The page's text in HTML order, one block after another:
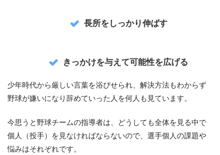
長所をしっかり伸ばす
きっかけを与えて可能性を広げる
少年時代から厳しい言葉を浴びせられ、解決方法もわからず
野球が嫌いになり辞めていった人を何人も見ています。
今思うと野球チームの指導者は、どうしても全体を見る中で
個人（投手）を見なければならないので、選手個人の課題や
悩みはそれぞれです。